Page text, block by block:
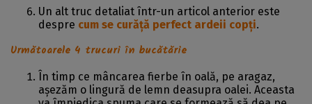
Un alt truc detaliat într-un articol anterior este
despre cum se curăță perfect ardeii copți.
Următoarele 4 trucuri în bucătărie
În timp ce mâncarea fierbe în oală, pe aragaz,
așezăm o lingură de lemn deasupra oalei. Aceasta